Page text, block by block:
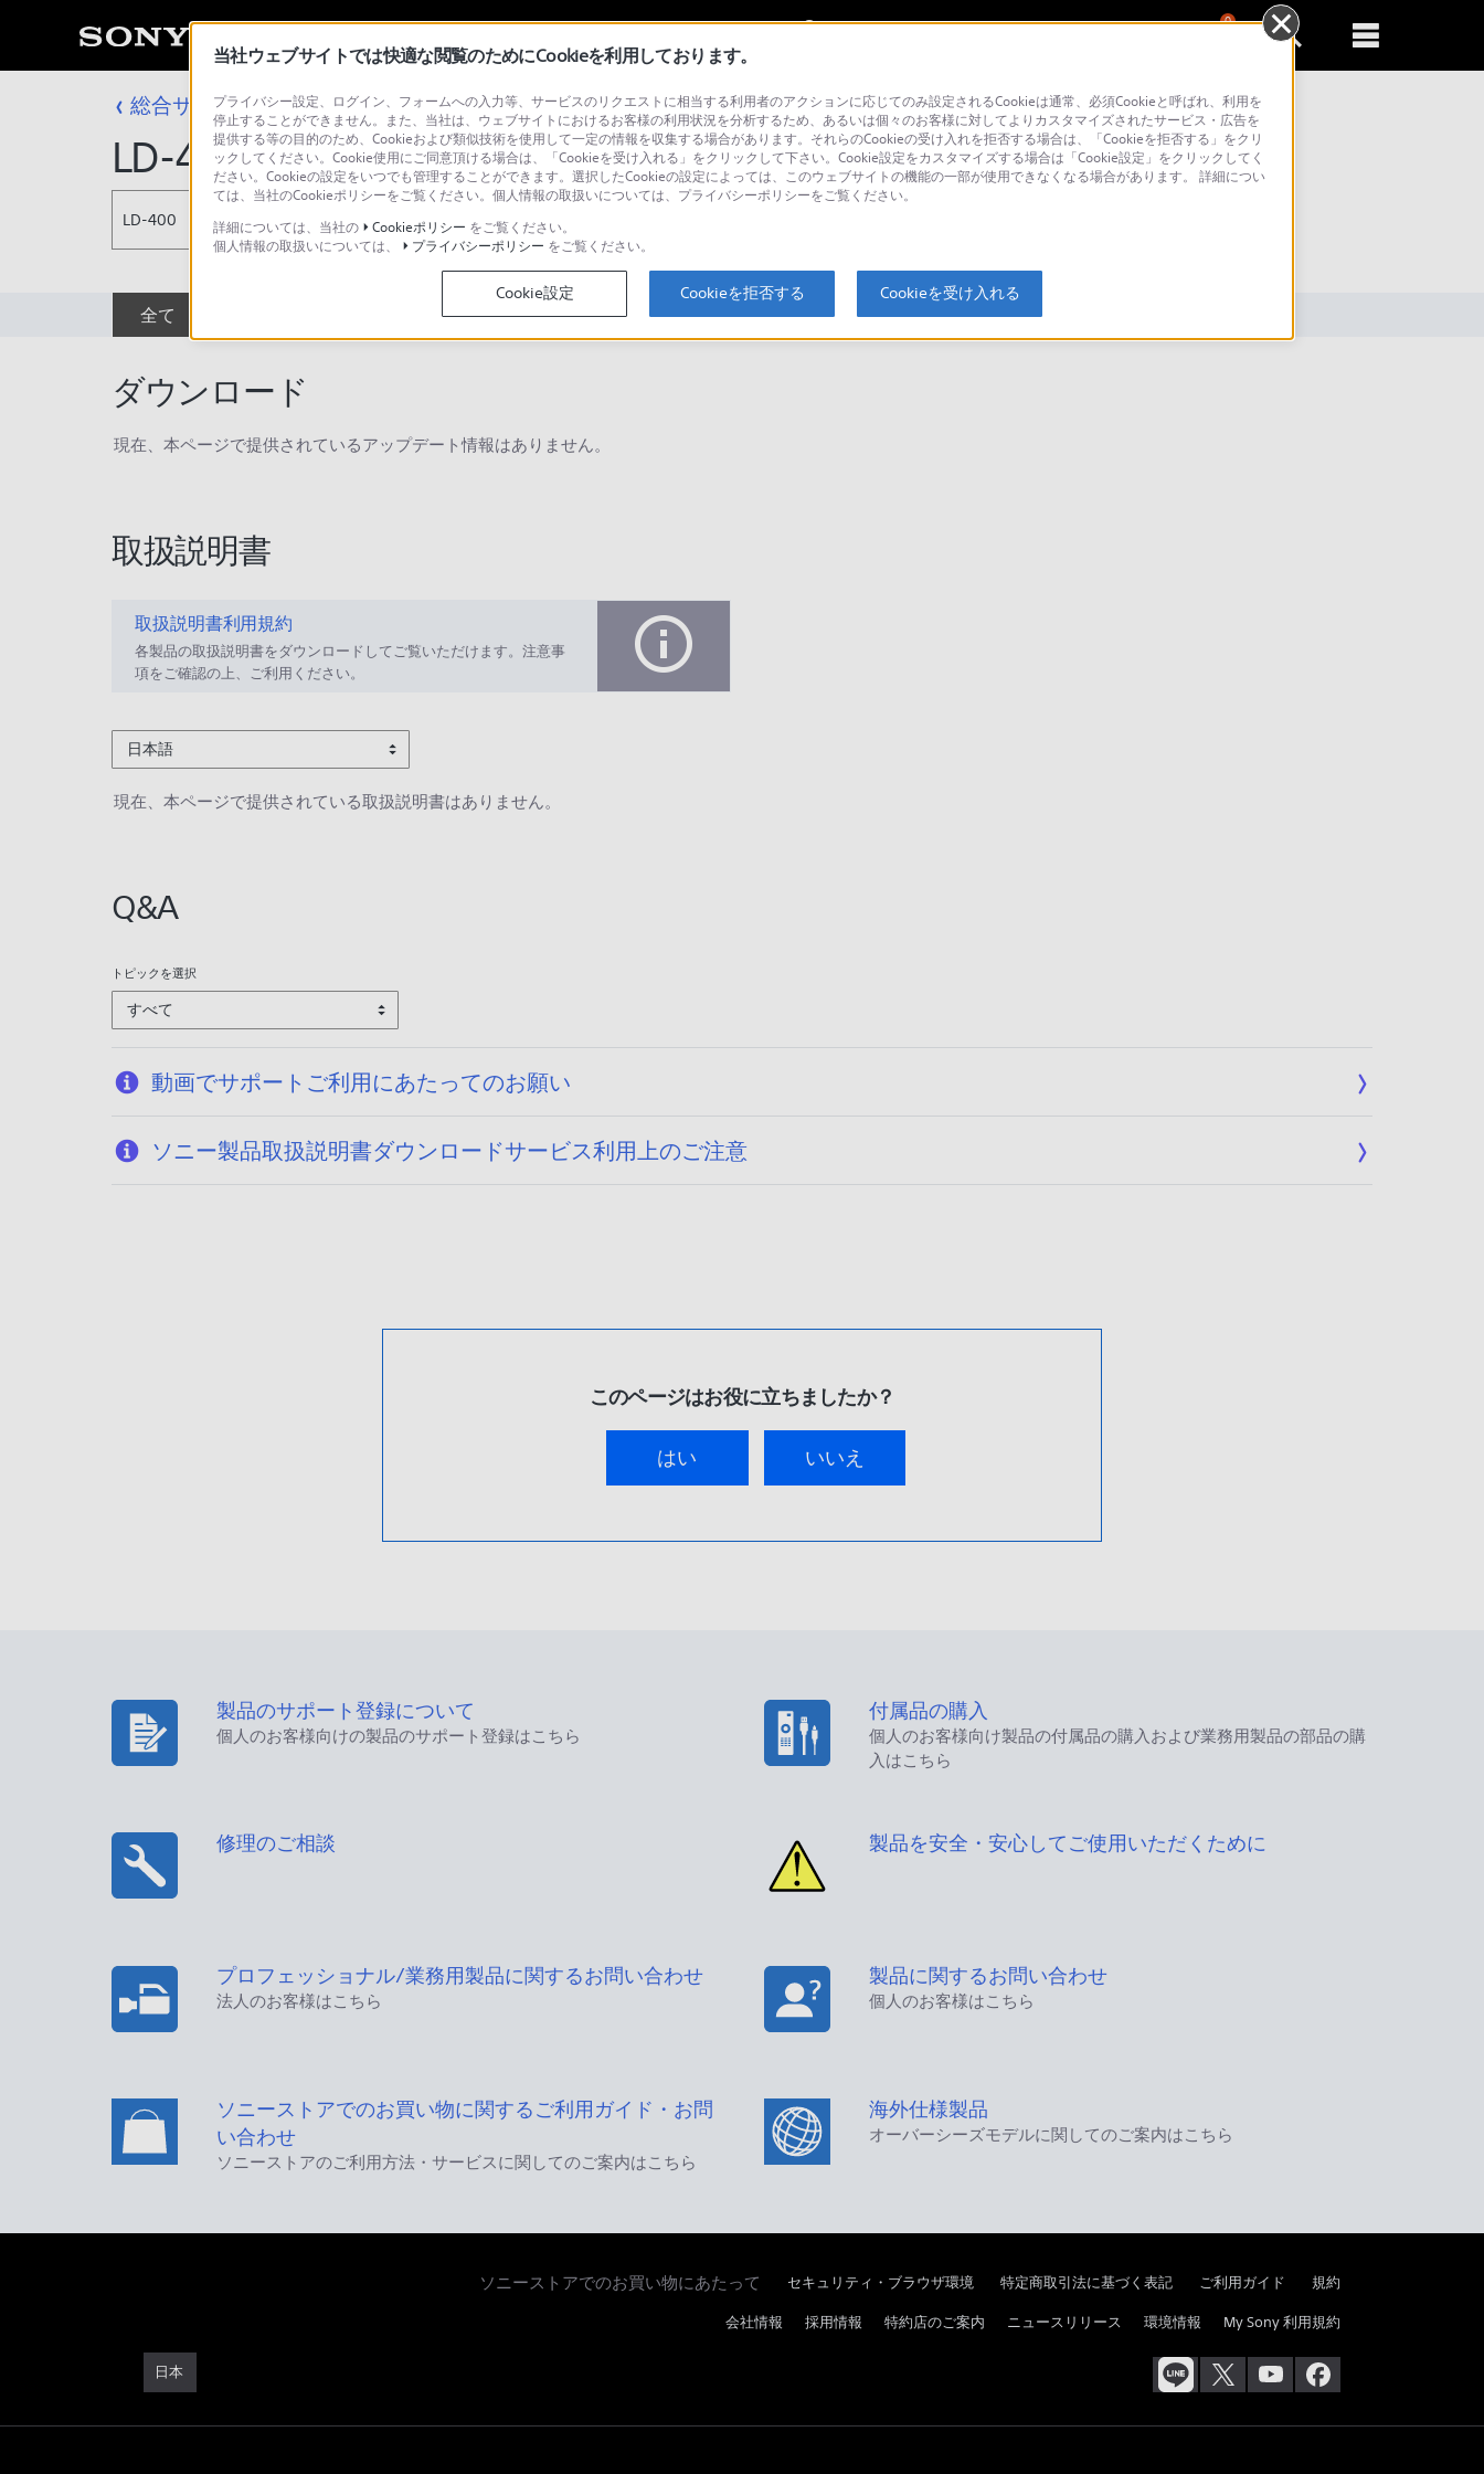
0
総合サポート・お問い合わせ プロフェッショナル／業務用
LD-400
LD-400
全て 取扱説明書 Q&A
ダウンロード
現在、本ページで提供されているアップデート情報はありません。
取扱説明書
取扱説明書利用規約
各製品の取扱説明書をダウンロードしてご覧いただけます。注意事
項をご確認の上、ご利用ください。
日本語
現在、本ページで提供されている取扱説明書はありません。
Q&A
トピックを選択
すべて
動画でサポートご利用にあたってのお願い
ソニー製品取扱説明書ダウンロードサービス利用上のご注意
このページはお役に立ちましたか？
はい いいえ
製品のサポート登録について
個人のお客様向けの製品のサポート登録はこちら
付属品の購入
個人のお客様向け製品の付属品の購入および業務用製品の部品の購
入はこちら
修理のご相談 製品を安全・安心してご使用いただくために
プロフェッショナル/業務用製品に関するお問い合わせ
法人のお客様はこちら
製品に関するお問い合わせ
個人のお客様はこちら
ソニーストアでのお買い物に関するご利用ガイド・お問
い合わせ
ソニーストアのご利用方法・サービスに関してのご案内はこちら
海外仕様製品
オーバーシーズモデルに関してのご案内はこちら
ソニーストアでのお買い物にあたって セキュリティ・ブラウザ環境 特定商取引法に基づく表記 ご利用ガイド 規約
日本
会社情報 採用情報 特約店のご案内 ニュースリリース 環境情報 My Sony 利用規約
当社ウェブサイトでは快適な閲覧のためにCookieを利用しております。
プライバシー設定、ログイン、フォームへの入力等、サービスのリクエストに相当する利用者のアクションに応じてのみ設定されるCookieは通常、必須Cookieと呼ばれ、利用を
停止することができません。また、当社は、ウェブサイトにおけるお客様の利用状況を分析するため、あるいは個々のお客様に対してよりカスタマイズされたサービス・広告を
提供する等の目的のため、Cookieおよび類似技術を使用して一定の情報を収集する場合があります。それらのCookieの受け入れを拒否する場合は、「Cookieを拒否する」をクリ
ックしてください。Cookie使用にご同意頂ける場合は、「Cookieを受け入れる」をクリックして下さい。Cookie設定をカスタマイズする場合は「Cookie設定」をクリックしてく
ださい。Cookieの設定をいつでも管理することができます。選択したCookieの設定によっては、このウェブサイトの機能の一部が使用できなくなる場合があります。 詳細につい
ては、当社のCookieポリシーをご覧ください。個人情報の取扱いについては、プライバシーポリシーをご覧ください。
詳細については、当社の
Cookieポリシー をご覧ください。
個人情報の取扱いについては、
プライバシーポリシー をご覧ください。
Cookie設定 Cookieを拒否する Cookieを受け入れる